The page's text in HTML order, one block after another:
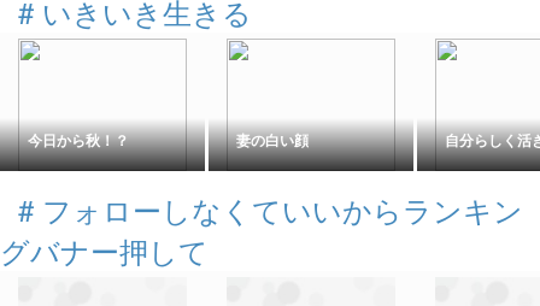
# いきいき生きる
今日から秋！？ 妻の白い顔 自分らしく活
# フォローしなくていいからランキン
グバナー押して